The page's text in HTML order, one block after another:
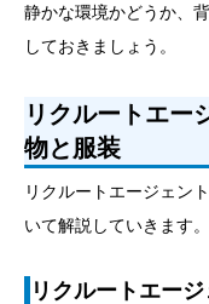
静かな環境かどうか、
しておきましょう。
リクルートエー
物と服装
リクルートエージェン
いて解説していきます。
リクルートエー